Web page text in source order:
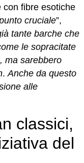
con fibre esotiche
cruciale”,
tante barche che
le sopracitate
ma sarebbero
.Anche da questo
alle
classici,
del